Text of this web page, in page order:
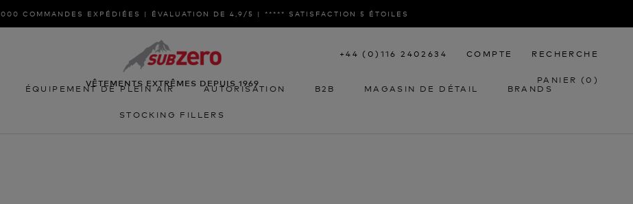
COMMANDES EXPÉDIÉES | ÉVALUATION DE 4,9/5 | ***** SATISFACTION 5 ÉTOILES
ÉQUIPEMENT DE PLEIN AIR AUTORISATION B2B MAGASIN DE DÉTAIL BRANDS
STOCKING FILLERS
VÊTEMENTS EXTRÊMES DEPUIS 1969
+44 (0)116 2402634 COMPTE RECHERCHE
PANIER (0 )